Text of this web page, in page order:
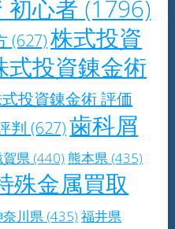
初心者 (1796)
(627)株式投資
式投資錬金術
投資錬金術 評価
判 (627)歯科屑
賀県 (440) 熊本県 (435)
殊金属買取
奈川県 (435) 福井県